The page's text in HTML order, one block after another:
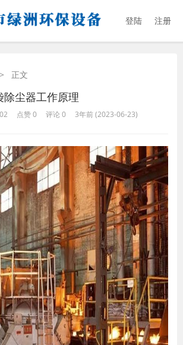
登陆 注册
> 正文
除尘器工作原理
点赞 0 评论 0 3年前 (2023-06-23)